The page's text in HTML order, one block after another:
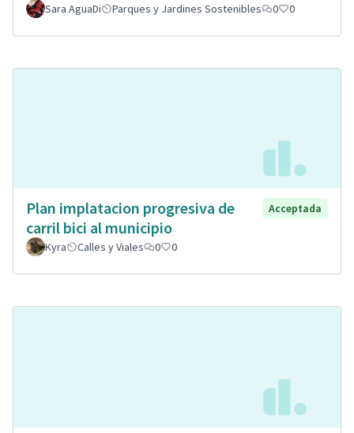
Sara AguaDi Parques y Jardines Sostenibles 0 0
Plan implatacion progresiva de
carril bici al municipio
Acceptada
Kyra Calles y Viales 0 0